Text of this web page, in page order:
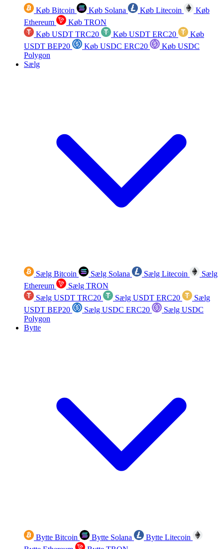
Køb Bitcoin Køb Solana Køb Litecoin
Køb
Ethereum
Køb TRON
Køb USDT TRC20
Køb USDT ERC20
Køb
USDT BEP20
Køb USDC ERC20
Køb USDC
Polygon
Sælg
Sælg Bitcoin Sælg Solana Sælg Litecoin
Sælg
Ethereum
Sælg TRON
Sælg USDT TRC20
Sælg USDT ERC20
Sælg
USDT BEP20
Sælg USDC ERC20
Sælg USDC
Polygon
Bytte
Bytte Bitcoin Bytte Solana
Bytte Litecoin